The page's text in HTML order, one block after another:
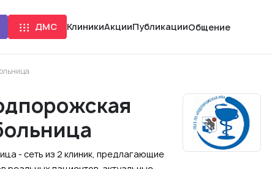
ДМС КлиникиАкцииПубликацииОбщение
- сеть из 2 клиник, предлагающие